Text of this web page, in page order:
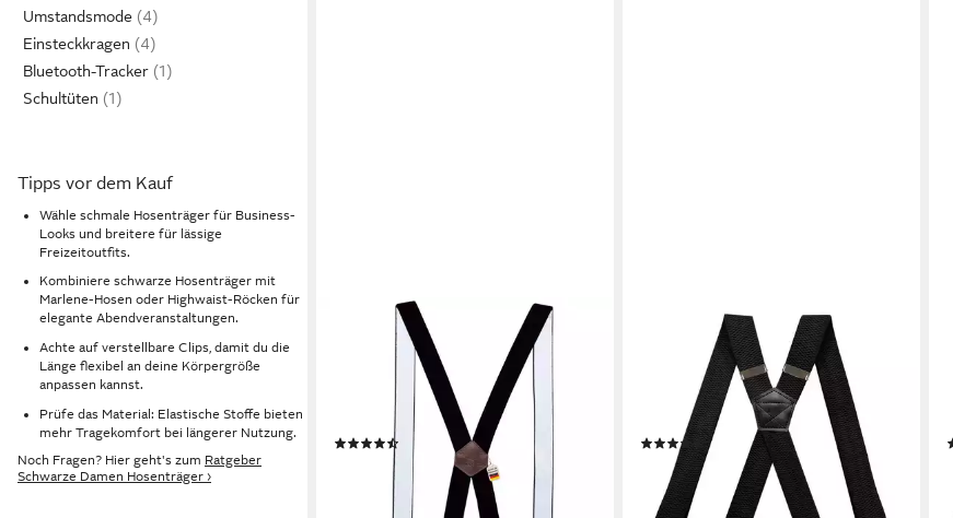
Umstandsmode
Einsteckkragen
Bluetooth-Tracker
Schultüten
Tipps vor dem Kauf
Wähle schmale Hosenträger für Business-
Looks und breitere für lässige
Freizeitoutfits.
Kombiniere schwarze Hosenträger mit
Marlene-Hosen oder Highwaist-Röcken für
elegante Abendveranstaltungen.
Achte auf verstellbare Clips, damit du die
Länge flexibel an deine Körpergröße
anpassen kannst.
Prüfe das Material: Elastische Stoffe bieten
mehr Tragekomfort bei längerer Nutzung.
Noch Fragen? Hier geht's zum Ratgeber
Schwarze Damen Hosenträger ›
ZUKUNFTSENKEL
Hosenträger Hosenträger mit
Echtleder - Elastisch, Rutschfest
Herren & Damen (4 Robuste Clips,
X-Form) 3,5cm Breite - Deutsche
Produktion (4)
UVP 20,00 €
lieferbar - in 5-6 Werktagen bei dir
Hosenträger 4cm Breites X-Form mit
extra Starken Clipverschluß (hoher
Tragekomfort) Länge verstellbar für
Damen und Herren
(24)
16,95 € UVP 23,95 €
-29%
lieferbar - in 2-3 Werktagen bei dir